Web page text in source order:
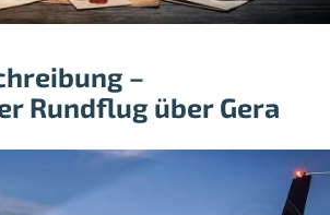
–
Rundflug über Gera